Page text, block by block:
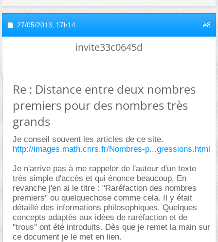
27/05/2013, 17h14 #8
invite33c0645d
Re : Distance entre deux nombres
premiers pour des nombres très
grands
Je conseil souvent les articles de ce site.
http://images.math.cnrs.fr/Nombres-p...gressions.html
Je n'arrive pas à me rappeler de l'auteur d'un texte
très simple d'accès et qui énonce beaucoup. En
revanche j'en ai le titre : "Raréfaction des nombres
premiers" ou quelquechose comme cela. Il y était
détaillé des informations philosophiques. Quelques
concepts adaptés aux idées de raréfaction et de
"trous" ont été introduits. Dès que je remet la main sur
ce document je le met en lien.